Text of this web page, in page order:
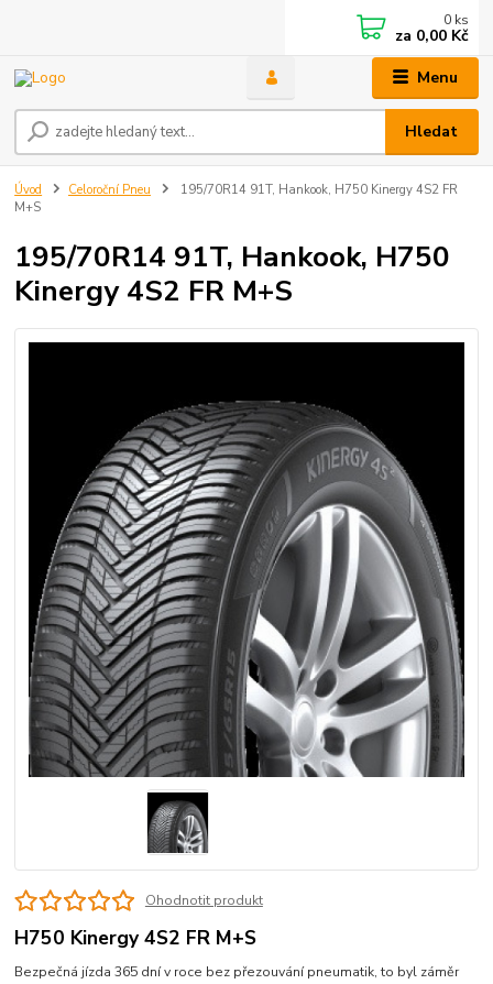
Menu
Hledat
0 ks
za 0,00 Kč
Úvod Celoroční Pneu
195/70R14 91T, Hankook, H750 Kinergy 4S2 FR
M+S
195/70R14 91T, Hankook, H750
Kinergy 4S2 FR M+S
Ohodnotit produkt
H750 Kinergy 4S2 FR M+S
Bezpečná jízda 365 dní v roce bez přezouvání pneumatik, to byl záměr